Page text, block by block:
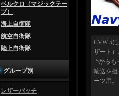
ベルクロ（マジックテー
プ）
海上自衛隊
航空自衛隊
陸上自衛隊
グループ別
レザーパッチ
CVW-5
ザート
-5からも
輸送を
ーツ用。